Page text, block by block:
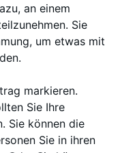
an einem
Sie
um etwas mit
markieren.
Sie Ihre
Sie können die
Sie in ihren